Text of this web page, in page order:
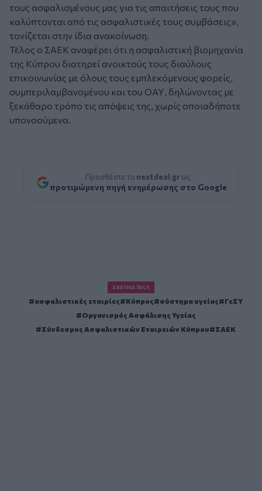
τους ασφαλισμένους μας για τις απαιτήσεις τους που
καλύπτονται από τις ασφαλιστικές τους συμβάσεις»,
τονίζεται στην ίδια ανακοίνωση.
Τέλος ο ΣΑΕΚ αναφέρει ότι η ασφαλιστική βιομηχανία
της Κύπρου διατηρεί ανοικτούς τους διαύλους
επικοινωνίας με όλους τους εμπλεκόμενους φορείς,
συμπεριλαμβανομένου και του ΟΑΥ, δηλώνοντας με
ξεκάθαρο τρόπο τις απόψεις της, χωρίς οποιαδήποτε
υπονοούμενα.
Προσθέστε το nextdeal.gr ως
προτιμώμενη πηγή ενημέρωσης στο Google
ΣΧΕΤΙΚΆ TAGS
ασφαλιστικές εταιρίες Κύπρος σύστημα υγείας
ΓεΣΥ
Οργανισμός Ασφάλισης Υγείας
Σύνδεσμος Ασφαλιστικών Εταιρειών Κύπρου
ΣΑΕΚ